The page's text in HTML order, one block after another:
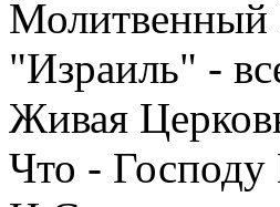
Молитвенный
"Израиль" -
Живая
Что -